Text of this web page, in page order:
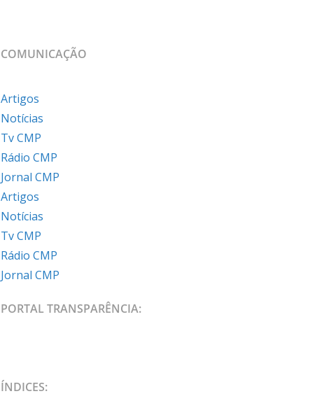
COMUNICAÇÃO
Artigos
Notícias
Tv CMP
Rádio CMP
Jornal CMP
Artigos
Notícias
Tv CMP
Rádio CMP
Jornal CMP
PORTAL TRANSPARÊNCIA:
ÍNDICES: